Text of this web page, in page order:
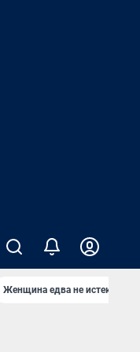
Женщина едва не истекла